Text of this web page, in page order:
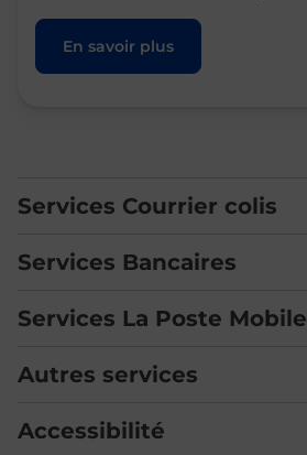
En savoir plus
Services Courrier colis
Services Bancaires
Services La Poste Mobile
Autres services
Accessibilité